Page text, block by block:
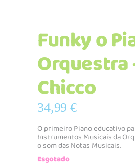
Funky o
Orquestra
Chicco
34,99€
O primeiro Piano educativo
Instrumentos Musicais da
o som das Notas Musicais.
Esgotado